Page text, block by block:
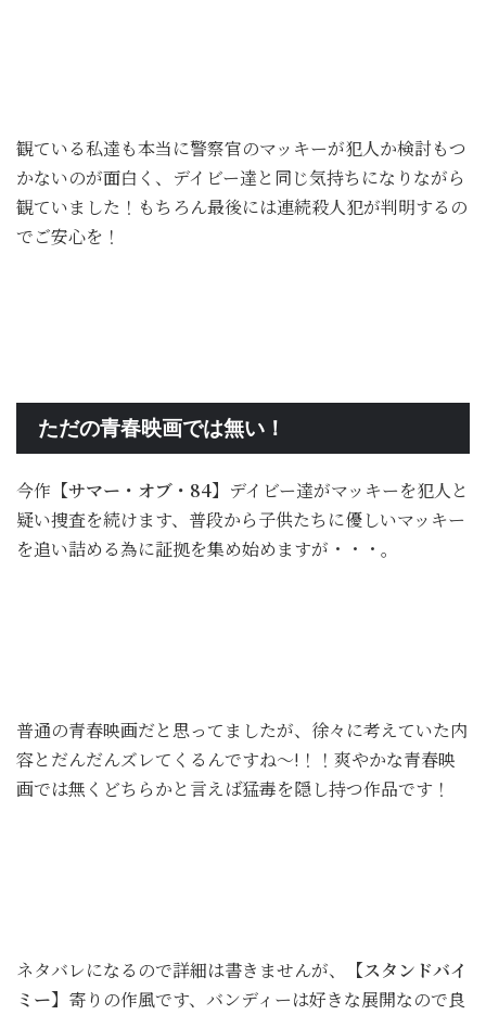
観ている私達も本当に警察官のマッキーが犯人か検討もつ
かないのが面白く、デイビー達と同じ気持ちになりながら
観ていました！もちろん最後には連続殺人犯が判明するの
でご安心を！
ただの青春映画では無い！
今作 【サマー・オブ・84】 デイビー達がマッキーを犯人と
疑い捜査を続けます、普段から子供たちに優しいマッキー
を追い詰める為に証拠を集め始めますが・・・。
普通の青春映画だと思ってましたが、徐々に考えていた内
容とだんだんズレてくるんですね〜!！！爽やかな青春映
画では無くどちらかと言えば猛毒を隠し持つ作品です！
ネタバレになるので詳細は書きませんが、
【スタンドバイ
ミー】 寄りの作風です、バンディーは好きな展開なので良